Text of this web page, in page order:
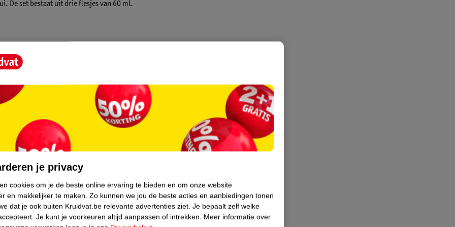
De set bestaat uit drie flesjes van 60 ml.
je privacy
cookies om je de beste online ervaring te bieden en om onze website
en makkelijker te maken. Zo kunnen we jou de beste acties en aanbiedingen tonen
dat je ook buiten Kruidvat.be relevante advertenties ziet. Je bepaalt zelf welke
Je kunt je voorkeuren altijd aanpassen of intrekken. Meer informatie over